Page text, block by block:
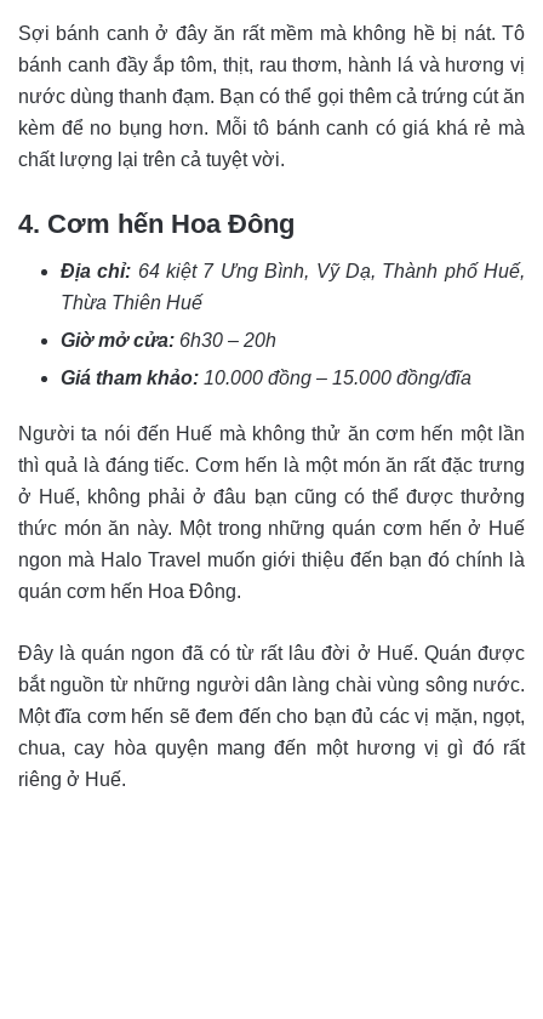
Sợi bánh canh ở đây ăn rất mềm mà không hề bị nát. Tô
bánh canh đầy ắp tôm, thịt, rau thơm, hành lá và hương vị
nước dùng thanh đạm. Bạn có thể gọi thêm cả trứng cút ăn
kèm để no bụng hơn. Mỗi tô bánh canh có giá khá rẻ mà
chất lượng lại trên cả tuyệt vời.
4. Cơm hến Hoa Đông
Địa chỉ: 64 kiệt 7 Ưng Bình, Vỹ Dạ, Thành phố Huế,
Thừa Thiên Huế
Giờ mở cửa: 6h30 – 20h
Giá tham khảo: 10.000 đồng – 15.000 đồng/đĩa
Người ta nói đến Huế mà không thử ăn cơm hến một lần
thì quả là đáng tiếc. Cơm hến là một món ăn rất đặc trưng
ở Huế, không phải ở đâu bạn cũng có thể được thưởng
thức món ăn này. Một trong những quán cơm hến ở Huế
ngon mà Halo Travel muốn giới thiệu đến bạn đó chính là
quán cơm hến Hoa Đông.
Đây là quán ngon đã có từ rất lâu đời ở Huế. Quán được
bắt nguồn từ những người dân làng chài vùng sông nước.
Một đĩa cơm hến sẽ đem đến cho bạn đủ các vị mặn, ngọt,
chua, cay hòa quyện mang đến một hương vị gì đó rất
riêng ở Huế.